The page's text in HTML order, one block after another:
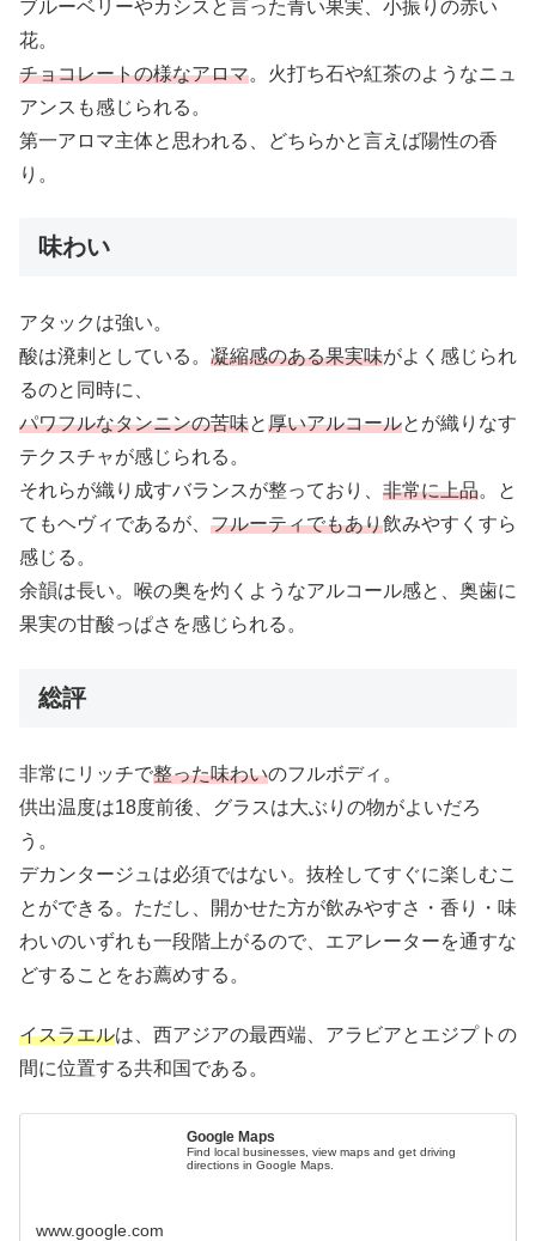
ブルーベリーやカシスと言った青い果実、小振りの赤い
花。
チョコレートの様なアロマ。火打ち石や紅茶のようなニュ
アンスも感じられる。
第一アロマ主体と思われる、どちらかと言えば陽性の香
り。
味わい
アタックは強い。
酸は溌剌としている。 凝縮感のある果実味がよく感じられ
るのと同時に、
パワフルなタンニンの苦味と厚いアルコールとが織りなす
テクスチャが感じられる。
それらが織り成すバランスが整っており、 非常に上品。と
てもヘヴィであるが、 フルーティでもあり飲みやすくすら
感じる。
余韻は長い。喉の奥を灼くようなアルコール感と、奥歯に
果実の甘酸っぱさを感じられる。
総評
非常にリッチで整った味わいのフルボディ。
供出温度は18度前後、グラスは大ぶりの物がよいだろ
う。
デカンタージュは必須ではない。抜栓してすぐに楽しむこ
とができる。ただし、開かせた方が飲みやすさ・香り・味
わいのいずれも一段階上がるので、エアレーターを通すな
どすることをお薦めする。
イスラエルは、西アジアの最西端、アラビアとエジプトの
間に位置する共和国である。
Google Maps
Find local businesses, view maps and get driving
directions in Google Maps.
www.google.com